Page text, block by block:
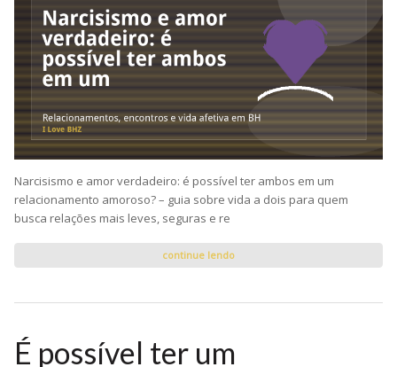
Narcisismo e amor verdadeiro: é possível ter ambos em um
relacionamento amoroso? – guia sobre vida a dois para quem
busca relações mais leves, seguras e re
continue lendo
É possível ter um